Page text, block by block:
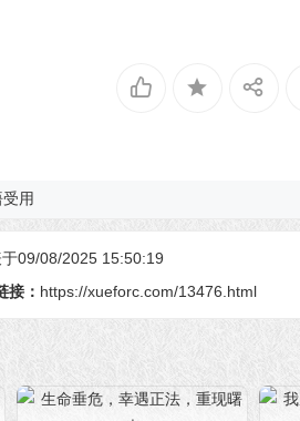
用
09/08/2025 15:50:19
接： https://xueforc.com/13476.html